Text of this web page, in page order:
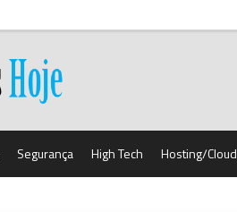
Segurança High Tech Hosting/Cloud